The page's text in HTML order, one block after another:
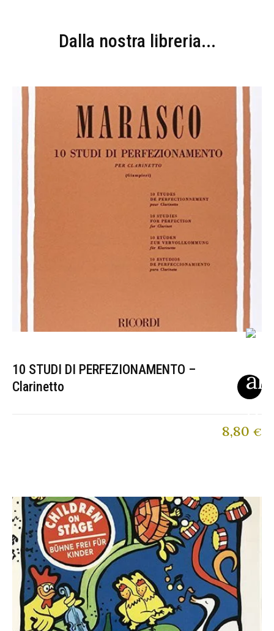
Dalla nostra libreria...
10 STUDI DI PERFEZIONAMENTO –
Clarinetto
8,80 €